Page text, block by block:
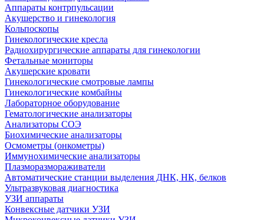
Аппараты контрпульсации
Акушерство и гинекология
Кольпоскопы
Гинекологические кресла
Радиохирургические аппараты для гинекологии
Фетальные мониторы
Акушерские кровати
Гинекологические смотровые лампы
Гинекологические комбайны
Лабораторное оборудование
Гематологические анализаторы
Анализаторы СОЭ
Биохимические анализаторы
Осмометры (онкометры)
Иммунохимические анализаторы
Плазморазмораживатели
Автоматические станции выделения ДНК, НК, белков
Ультразвуковая диагностика
УЗИ аппараты
Конвексные датчики УЗИ